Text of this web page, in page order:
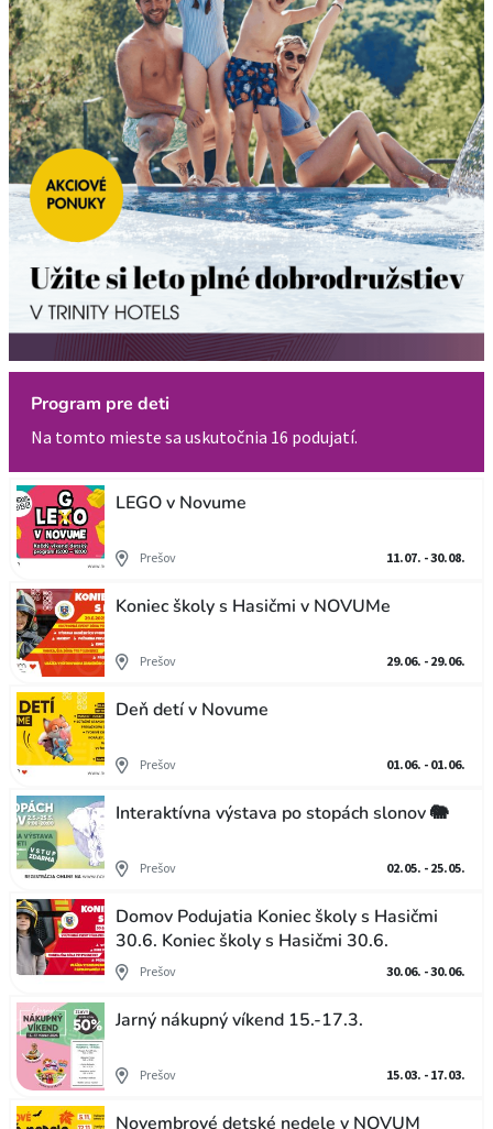
Program pre deti
Na tomto mieste sa uskutočnia 16 podujatí.
LEGO v Novume
Prešov 11.07. - 30.08.
Koniec školy s Hasičmi v NOVUMe
Prešov 29.06. - 29.06.
Deň detí v Novume
Prešov 01.06. - 01.06.
Interaktívna výstava po stopách slonov 🐘
Prešov 02.05. - 25.05.
Domov Podujatia Koniec školy s Hasičmi
30.6. Koniec školy s Hasičmi 30.6.
Prešov 30.06. - 30.06.
Jarný nákupný víkend 15.-17.3.
Prešov 15.03. - 17.03.
Novembrové detské nedele v NOVUM